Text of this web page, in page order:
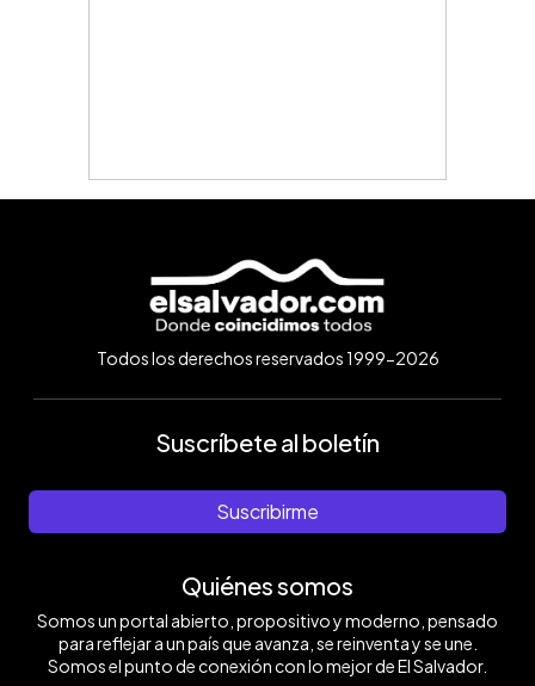
Todos los derechos reservados 1999-2026
Suscríbete al boletín
Suscribirme
Quiénes somos
Somos un portal abierto, propositivo y moderno, pensado
para reflejar a un país que avanza, se reinventa y se une.
Somos el punto de conexión con lo mejor de El Salvador.